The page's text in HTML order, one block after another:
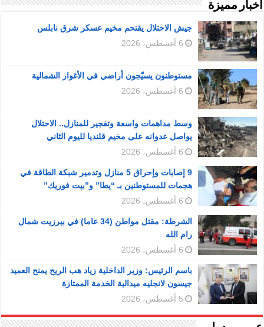
أخبار مميزة
جيش الاحتلال يقتحم مخيم عسكر شرق نابلس
6 أغسطس، 2026
مستوطنون يسيّجون أراضي في الأغوار الشمالية
6 أغسطس، 2026
وسط مداهمات واسعة وتفجير للمنازل.. الاحتلال
يواصل عدوانه على مخيم قلنديا لليوم الثاني
6 أغسطس، 2026
9 إصابات وإحراق 5 منازل وتدمير شبكة الطاقة في
هجمات للمستوطنين بـ “يطا” و”بيت فوريك”
6 أغسطس، 2026
الشرطة: مقتل مواطن (34 عاما) في بيرزيت شمال
رام الله
6 أغسطس، 2026
باسم الرئيس: وزير الداخلية زياد هب الريح يمنح العميد
جيسون لانجليه ميدالية الخدمة الممتازة
5 أغسطس، 2026